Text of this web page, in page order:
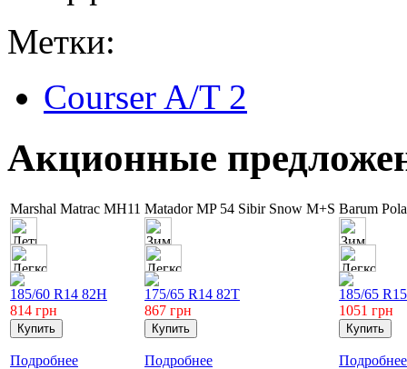
Метки:
Courser A/T 2
Акционные
Marshal Matrac MH11
185/60 R14 82H
814 грн
Подробнее
Matador MP 54 Sibir Snow M+S
175/65 R14 82T
867 грн
Подробнее
Barum
185/65
1051 грн
Подробнее